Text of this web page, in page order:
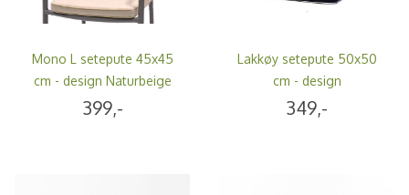
Mono L setepute 45x45
cm - design Naturbeige
399,-
Lakkøy setepute 50x50
cm - design
Panamablå/hvit
349,-